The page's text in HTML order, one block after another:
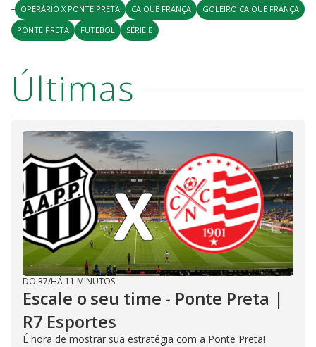
OPERÁRIO X PONTE PRETA CAIQUE FRANÇA
GOLEIRO CAIQUE FRANÇA
PONTE PRETA
FUTEBOL SÉRIE B
Últimas
DO R7/HÁ 11 MINUTOS
Escale o seu time - Ponte Preta |
R7 Esportes
É hora de mostrar sua estratégia com a Ponte Preta!